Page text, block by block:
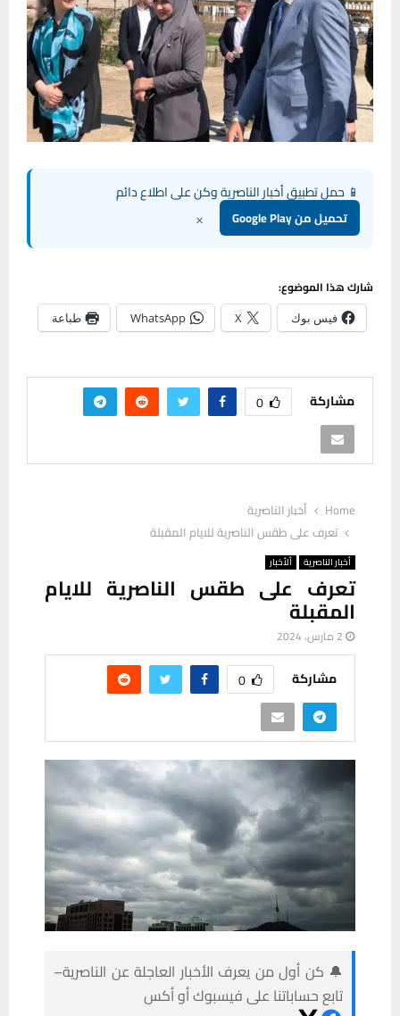
📱 حمل تطبيق أخبار الناصرية وكن على اطلاع دائم
تحميل من Google Play ×
شارك هذا الموضوع:
فيس بوك X
WhatsApp طباعة
مشاركة 0
Home
أخبار الناصرية
تعرف على طقس الناصرية للايام المقبلة
أخبار الناصرية ألأخبار
تعرف على طقس الناصرية للايام
المقبلة
2 مارس، 2024
مشاركة 0
🔔 كن أول من يعرف الأخبار العاجلة عن الناصرية–
تابع حساباتنا على فيسبوك أو أكس